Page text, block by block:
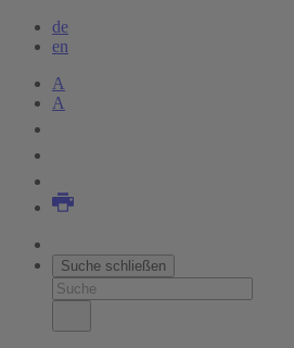
de
en
A
A
Suche schließen